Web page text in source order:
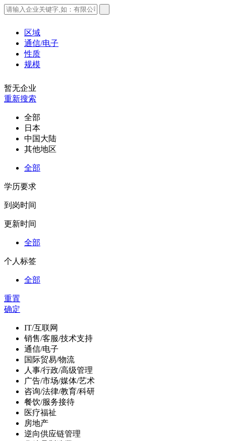
区域
通信/电子
性质
规模
暂无企业
重新搜索
全部
日本
中国大陆
其他地区
全部
学历要求
到岗时间
更新时间
全部
个人标签
全部
重置
确定
IT/互联网
销售/客服/技术支持
通信/电子
国际贸易/物流
人事/行政/高级管理
广告/市场/媒体/艺术
咨询/法律/教育/科研
餐饮/服务接待
医疗福祉
房地产
逆向供应链管理